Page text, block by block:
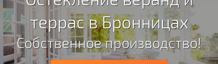
террас в Бронницах
Собственное производство!